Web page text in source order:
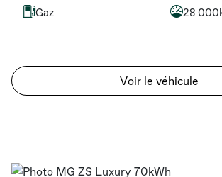
Gaz 28
Voir le véhicule